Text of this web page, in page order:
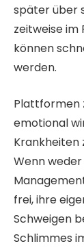
später über
zeitweise im
können
werden.
Plattformen
emotional
Krankheiten
Wenn
frei, ihre
Schweigen
Schlimmes